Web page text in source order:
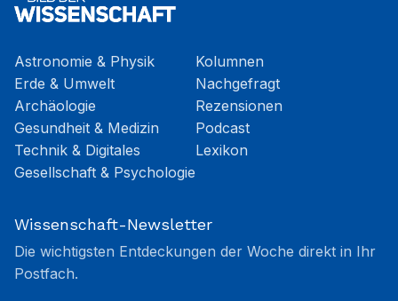
Astronomie & Physik
Erde & Umwelt
Archäologie
Gesundheit & Medizin
Technik & Digitales
Gesellschaft & Psychologie
Kolumnen
Nachgefragt
Rezensionen
Podcast
Lexikon
Wissenschaft-Newsletter
Die wichtigsten Entdeckungen der Woche direkt in Ihr
Postfach.